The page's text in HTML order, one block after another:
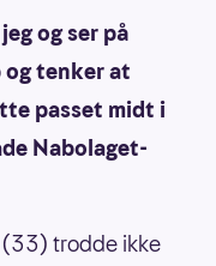
og ser på
og tenker at
passet midt i
Nabolaget-
trodde ikke